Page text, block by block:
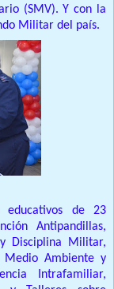
(SMV). Y con la
Militar del país.
educativos de 23
Antipandillas,
Disciplina Militar,
Medio Ambiente y
Intrafamiliar,